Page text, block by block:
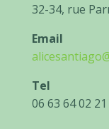
32-34, rue
Email
Tel
06 63 64 02 21